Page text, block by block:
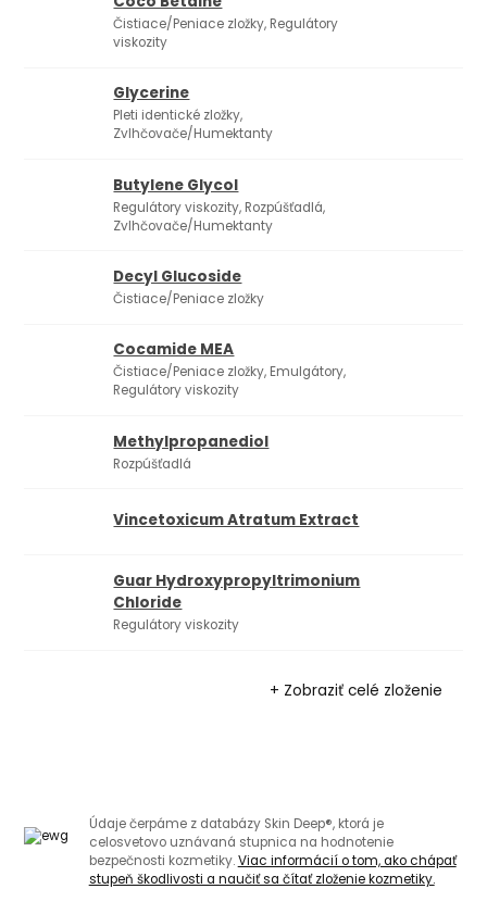
Čistiace/Peniace zložky, Regulátory
viskozity
Glycerine
Pleti identické zložky,
Zvlhčovače/Humektanty
Butylene Glycol
Regulátory viskozity, Rozpúšťadlá,
Zvlhčovače/Humektanty
Decyl Glucoside
Čistiace/Peniace zložky
Cocamide MEA
Čistiace/Peniace zložky, Emulgátory,
Regulátory viskozity
Methylpropanediol
Rozpúšťadlá
Vincetoxicum Atratum Extract
Guar Hydroxypropyltrimonium
Chloride
Regulátory viskozity
+ Zobraziť celé zloženie
Údaje čerpáme z databázy Skin Deep®, ktorá je
celosvetovo uznávaná stupnica na hodnotenie
bezpečnosti kozmetiky.Viac informácií o tom, ako chápať
stupeň škodlivosti a naučiť sa čítať zloženie kozmetiky.